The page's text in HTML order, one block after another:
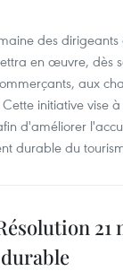
des
en œuvre,
aux
initiative vise
d'améliorer
durable du
21